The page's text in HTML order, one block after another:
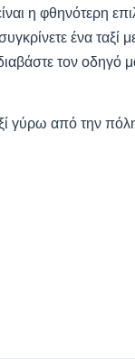
η φθηνότερη
ένα
τον οδηγό
γύρω από την